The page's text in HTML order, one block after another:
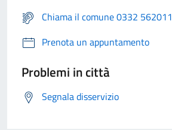
Chiama il comune 0332 562011
Prenota un appuntamento
Problemi in città
Segnala disservizio